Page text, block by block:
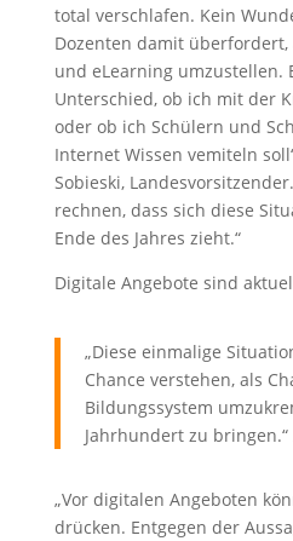
total verschlafen. Kein
Dozenten damit
und eLearning umzustellen.
Unterschied, ob ich mit der
oder ob ich Schülern und
Internet Wissen vemiteln
Sobieski,
rechnen, dass sich diese
Ende des Jahres zieht.“
Digitale Angebote sind
„Diese einmalige
Chance verstehen, als
Bildungssystem
Jahrhundert zu bringen.“
„Vor digitalen Angeboten
drücken. Entgegen der